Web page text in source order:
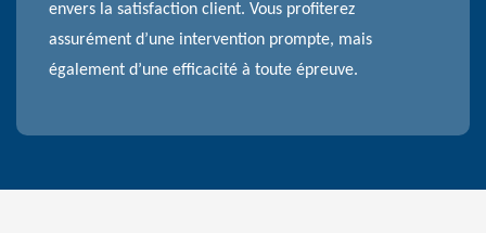
envers la satisfaction client. Vous profiterez
assurément d’une intervention prompte, mais
également d’une efficacité à toute épreuve.